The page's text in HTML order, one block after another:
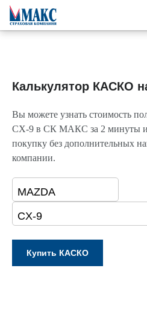
Калькулятор КАСКО
Вы можете узнать стоимость
CX-9 в СК МАКС за 2 минуты и
покупку без дополнительных
компании.